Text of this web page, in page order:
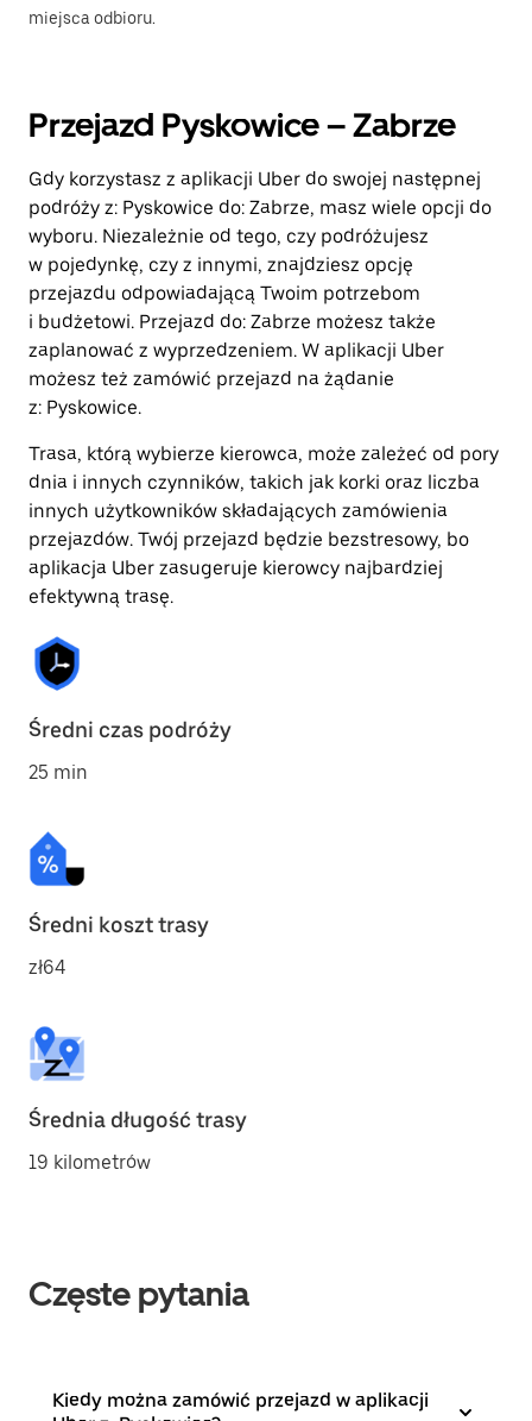
miejsca odbioru.
Przejazd Pyskowice – Zabrze
Gdy korzystasz z aplikacji Uber do swojej następnej
podróży z: Pyskowice do: Zabrze, masz wiele opcji do
wyboru. Niezależnie od tego, czy podróżujesz
w pojedynkę, czy z innymi, znajdziesz opcję
przejazdu odpowiadającą Twoim potrzebom
i budżetowi. Przejazd do: Zabrze możesz także
zaplanować z wyprzedzeniem. W aplikacji Uber
możesz też zamówić przejazd na żądanie
z: Pyskowice.
Trasa, którą wybierze kierowca, może zależeć od pory
dnia i innych czynników, takich jak korki oraz liczba
innych użytkowników składających zamówienia
przejazdów. Twój przejazd będzie bezstresowy, bo
aplikacja Uber zasugeruje kierowcy najbardziej
efektywną trasę.
Średni czas podróży
25 min
Średni koszt trasy
zł64
Średnia długość trasy
19 kilometrów
Częste pytania
Kiedy można zamówić przejazd w aplikacji